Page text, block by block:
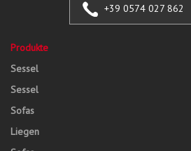
+39 0574 027 862
Produkte
Sessel
Sessel
Sofas
Liegen